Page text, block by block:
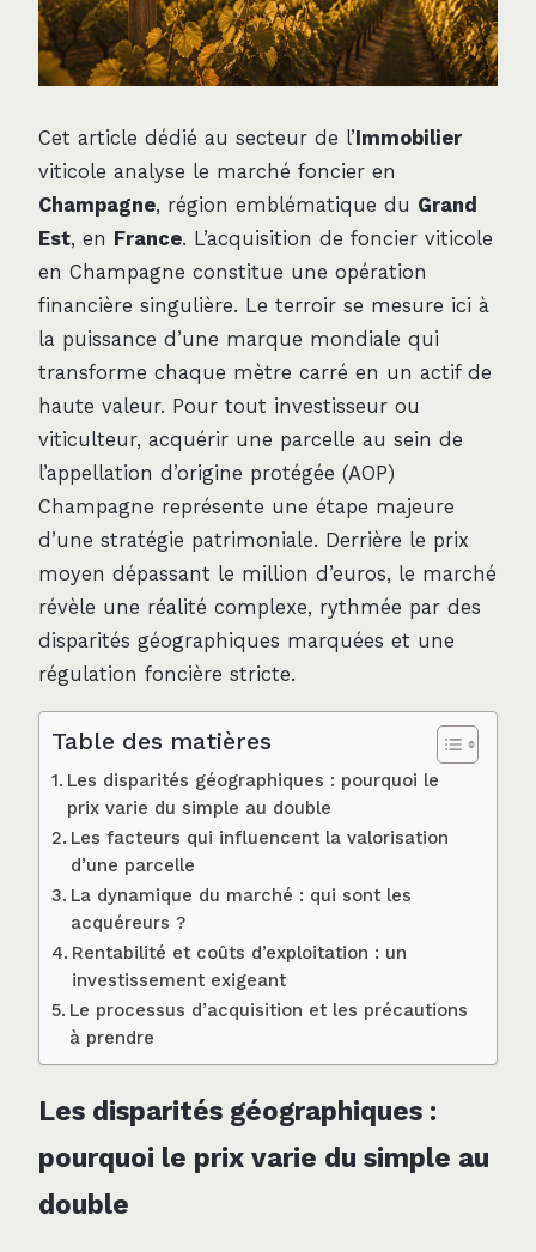
Cet article dédié au secteur de l’Immobilier
viticole analyse le marché foncier en
Champagne, région emblématique du Grand
Est, en France. L’acquisition de foncier viticole
en Champagne constitue une opération
financière singulière. Le terroir se mesure ici à
la puissance d’une marque mondiale qui
transforme chaque mètre carré en un actif de
haute valeur. Pour tout investisseur ou
viticulteur, acquérir une parcelle au sein de
l’appellation d’origine protégée (AOP)
Champagne représente une étape majeure
d’une stratégie patrimoniale. Derrière le prix
moyen dépassant le million d’euros, le marché
révèle une réalité complexe, rythmée par des
disparités géographiques marquées et une
régulation foncière stricte.
Table des matières
Les disparités géographiques : pourquoi le
prix varie du simple au double
Les facteurs qui influencent la valorisation
d’une parcelle
La dynamique du marché : qui sont les
acquéreurs ?
Rentabilité et coûts d’exploitation : un
investissement exigeant
Le processus d’acquisition et les précautions
à prendre
Les disparités géographiques :
pourquoi le prix varie du simple au
double